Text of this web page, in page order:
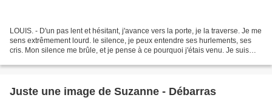
LOUIS. - D'un pas lent et hésitant, j'avance vers la porte, je la traverse. Je me
sens extrêmement lourd. le silence, je peux entendre ses hurlements, ses
cris. Mon silence me brûle, et je pense à ce pourquoi j'étais venu. Je suis
Juste une image de Suzanne - Débarras